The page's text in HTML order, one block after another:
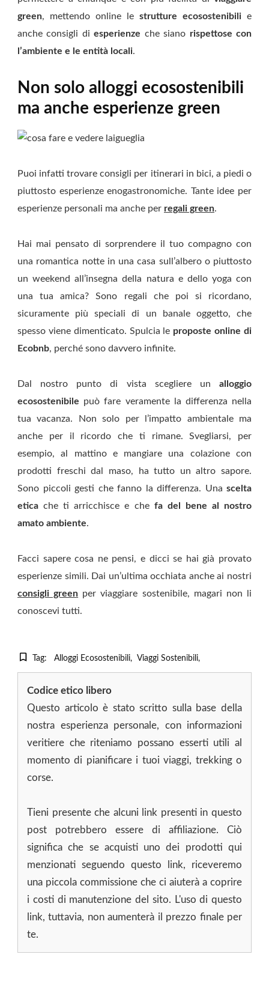
green, mettendo online le strutture ecosostenibili e
anche consigli diesperienze che siano rispettose con
l’ambiente e le entità locali.
Non solo alloggi ecosostenibili
ma anche esperienze green
Puoi infatti trovare consigli per itinerari in bici, a piedi o
piuttosto esperienze enogastronomiche. Tante idee per
esperienze personali ma anche per regali green.
Hai mai pensato di sorprendere il tuo compagno con
una romantica notte in una casa sull’albero o piuttosto
un weekend all’insegna della natura e dello yoga con
una tua amica? Sono regali che poi si ricordano,
sicuramente più speciali di un banale oggetto, che
spesso viene dimenticato. Spulcia le proposte online di
Ecobnb, perché sono davvero infinite.
Dal nostro punto di vista scegliere un alloggio
ecosostenibile può fare veramente la differenza nella
tua vacanza. Non solo per l’impatto ambientale ma
anche per il ricordo che ti rimane. Svegliarsi, per
esempio, al mattino e mangiare una colazione con
prodotti freschi dal maso, ha tutto un altro sapore.
Sono piccoli gesti che fanno la differenza. Una scelta
etica che ti arricchisce e chefa del bene al nostro
amato ambiente.
Facci sapere cosa ne pensi, e dicci se hai già provato
esperienze simili. Dai un’ultima occhiata anche ai nostri
consigli green per viaggiare sostenibile, magari non li
conoscevi tutti.
Tag: Alloggi Ecosostenibili Viaggi Sostenibili
Codice etico libero
Questo articolo è stato scritto sulla base della
nostra esperienza personale, con informazioni
veritiere che riteniamo possano esserti utili al
momento di pianificare i tuoi viaggi, trekking o
corse.
Tieni presente che alcuni link presenti in questo
post potrebbero essere di affiliazione. Ciò
significa che se acquisti uno dei prodotti qui
menzionati seguendo questo link, riceveremo
una piccola commissione che ci aiuterà a coprire
i costi di manutenzione del sito. L'uso di questo
link, tuttavia, non aumenterà il prezzo finale per
te.